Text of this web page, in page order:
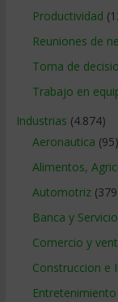
Productividad
Reuniones de
Toma de
Trabajo en
Industrias (4.874)
Aeronautica (95)
Alimentos,
Automotriz
Banca y
Comercio y
Construccion e
Entretenimiento